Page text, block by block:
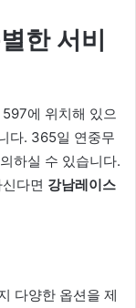
한 서비
에 위치해 있으
다. 365일 연중무
하실 수 있습니다.
다면 강남레이스
다양한 옵션을 제